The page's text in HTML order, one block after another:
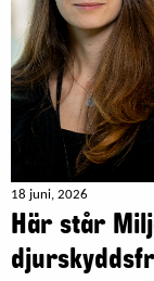
18 juni, 2026
Här står